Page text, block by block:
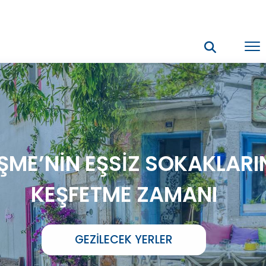
EŞSİZ
KEŞFETME ZAMANI
GEZILECEK YERLER